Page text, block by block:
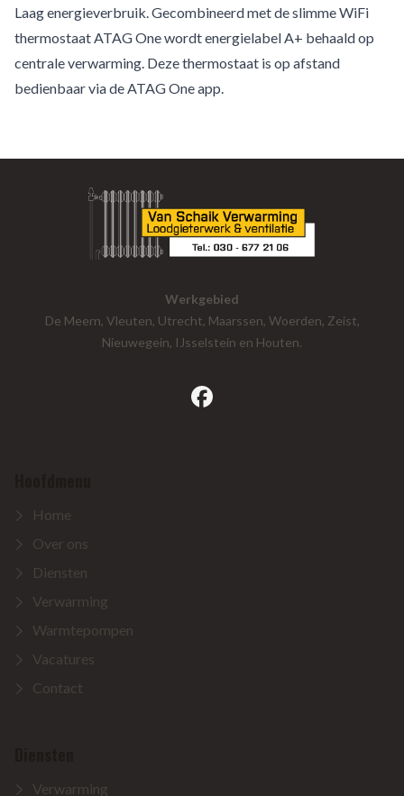
Laag energieverbruik. Gecombineerd met de slimme WiFi
thermostaat ATAG One wordt energielabel A+ behaald op
centrale verwarming. Deze thermostaat is op afstand
bedienbaar via de ATAG One app.
Werkgebied
De Meern, Vleuten, Utrecht, Maarssen, Woerden, Zeist,
Nieuwegein, IJsselstein en Houten.
facebook
Home
Over ons
Diensten
Verwarming
Warmtepompen
Vacatures
Contact
Verwarming